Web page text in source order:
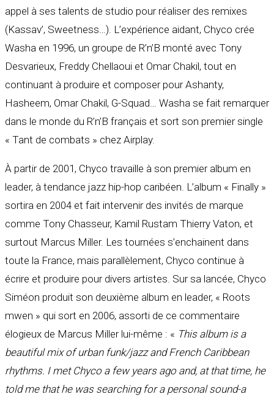
appel à ses talents de studio pour réaliser des remixes
(Kassav’, Sweetness…). L’expérience aidant, Chyco crée
Washa en 1996, un groupe de R’n’B monté avec Tony
Desvarieux, Freddy Chellaoui et Omar Chakil, tout en
continuant à produire et composer pour Ashanty,
Hasheem, Omar Chakil, G-Squad… Washa se fait remarquer
dans le monde du R’n’B français et sort son premier single
« Tant de combats » chez Airplay.
À partir de 2001, Chyco travaille à son premier album en
leader, à tendance jazz hip-hop caribéen. L’album « Finally »
sortira en 2004 et fait intervenir des invités de marque
comme Tony Chasseur, Kamil Rustam Thierry Vaton, et
surtout Marcus Miller. Les tournées s’enchainent dans
toute la France, mais parallèlement, Chyco continue à
écrire et produire pour divers artistes. Sur sa lancée, Chyco
Siméon produit son deuxième album en leader, « Roots
mwen » qui sort en 2006, assorti de ce commentaire
élogieux de Marcus Miller lui-même : « This album is a
beautiful mix of urban funk/jazz and French Caribbean
rhythms. I met Chyco a few years ago and, at that time, he
told me that he was searching for a personal sound-a